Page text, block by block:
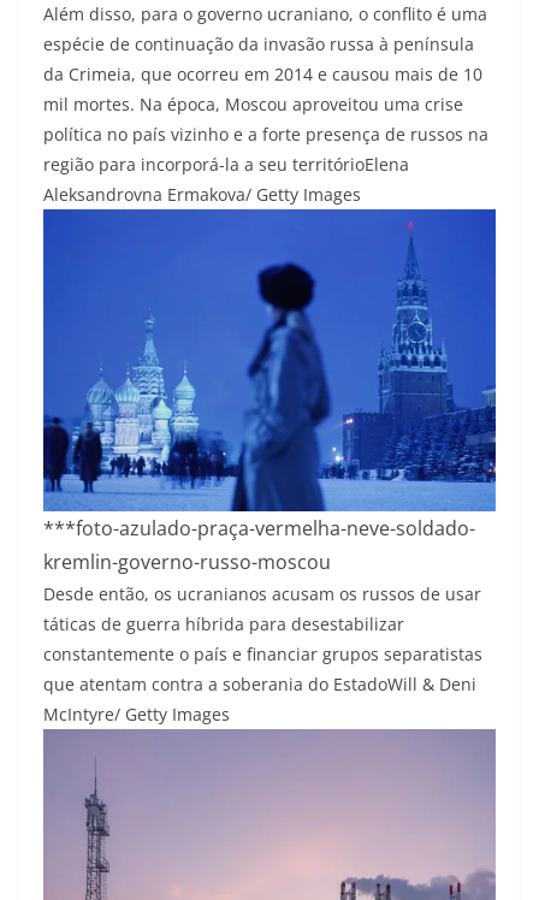
Além disso, para o governo ucraniano, o conflito é uma
espécie de continuação da invasão russa à península
da Crimeia, que ocorreu em 2014 e causou mais de 10
mil mortes. Na época, Moscou aproveitou uma crise
política no país vizinho e a forte presença de russos na
região para incorporá-la a seu territórioElena
Aleksandrovna Ermakova/ Getty Images
***foto-azulado-praça-vermelha-neve-soldado-
kremlin-governo-russo-moscou
Desde então, os ucranianos acusam os russos de usar
táticas de guerra híbrida para desestabilizar
constantemente o país e financiar grupos separatistas
que atentam contra a soberania do EstadoWill & Deni
McIntyre/ Getty Images